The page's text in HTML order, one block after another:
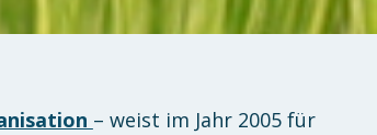
– weist im Jahr 2005 für